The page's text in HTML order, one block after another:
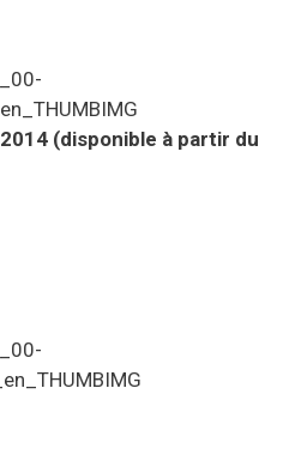
(disponible à partir du